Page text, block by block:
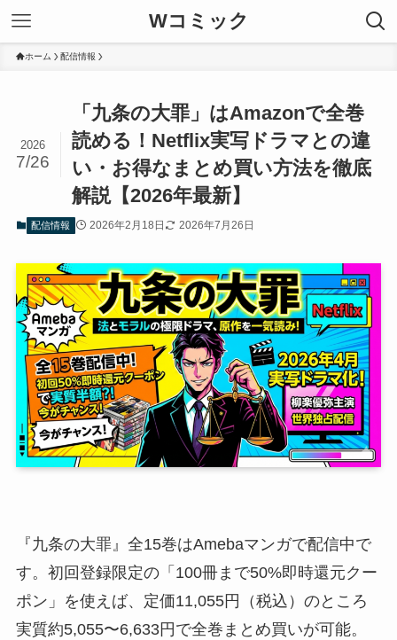
Wコミック
ホーム 配信情報
「九条の大罪」はAmazonで全巻
読める！Netflix実写ドラマとの違
い・お得なまとめ買い方法を徹底
解説【2026年最新】
2026
7/26
配信情報 2026年2月18日 2026年7月26日
『九条の大罪』全15巻はAmebaマンガで配信中で
す。初回登録限定の「100冊まで50%即時還元クー
ポン」を使えば、定価11,055円（税込）のところ
実質約5,055〜6,633円で全巻まとめ買いが可能。